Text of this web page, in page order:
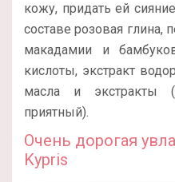
кожу, придать ей
составе розовая глина,
макадамии и
кислоты, экстракт
масла и экстракты
приятный).
Очень дорогая
Kypris